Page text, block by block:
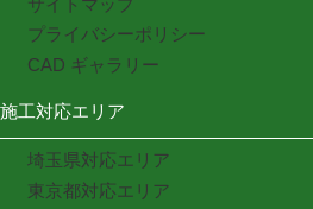
プライバシーポリシー
CAD ギャラリー
施工対応エリア
埼玉県対応エリア
東京都対応エリア